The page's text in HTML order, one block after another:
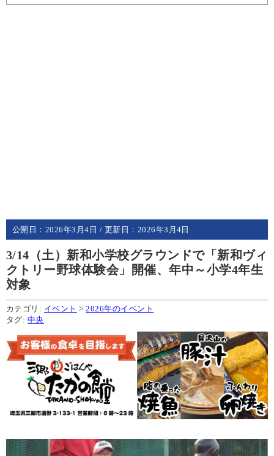
公開日： 2026年3月4日 / 更新日： 2026年3月4日
3/14（土）新和小学校グラウンドで「新和ヴィ
クトリー野球体験会」開催、年中～小学4年生
対象
カテゴリ: イベント >2026年のイベント
タグ: 中央